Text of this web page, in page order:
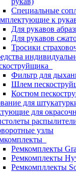
Специальные
к
Для рукавов
Для рукавов
Тросики
Фильтр для
Шлем
Костюм
для
для
узлы
Ремкомплекты
Ремкомплекты
Ремкомпллекты